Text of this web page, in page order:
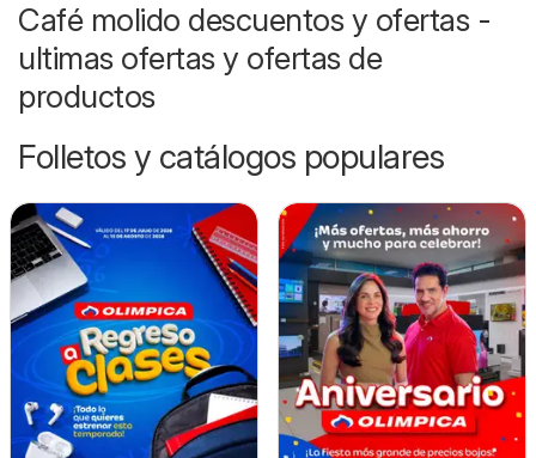
Café molido descuentos y ofertas -
ultimas ofertas y ofertas de
productos
Folletos y catálogos populares